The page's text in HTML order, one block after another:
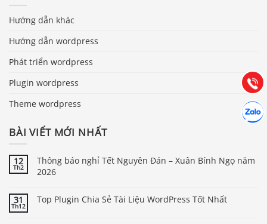
Hướng dẫn khác
Hướng dẫn wordpress
Phát triển wordpress
Plugin wordpress
Theme wordpress
BÀI VIẾT MỚI NHẤT
12
Th2
Thông báo nghỉ Tết Nguyên Đán – Xuân Bính Ngọ năm
2026
31
Th12
Top Plugin Chia Sẻ Tài Liệu WordPress Tốt Nhất
Gọi
(028) 22.166.144
Chát